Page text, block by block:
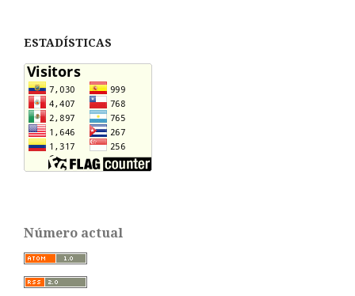
ESTADÍSTICAS
Número actual